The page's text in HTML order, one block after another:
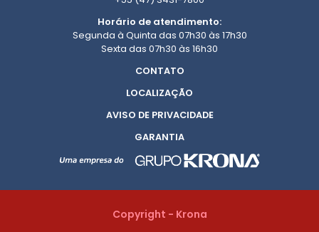
Horário de atendimento:
Segunda à Quinta das 07h30 às 17h30
Sexta das 07h30 às 16h30
CONTATO
LOCALIZAÇÃO
AVISO DE PRIVACIDADE
GARANTIA
Copyright - Krona